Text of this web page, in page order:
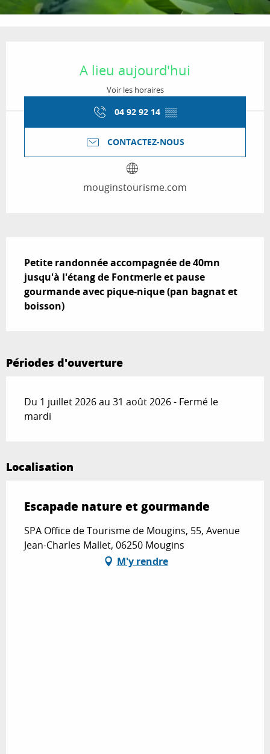
A lieu aujourd'hui
Voir les horaires
04 92 92 14 ▒▒
CONTACTEZ-NOUS
mouginstourisme.com
Petite randonnée accompagnée de 40mn
jusqu'à l'étang de Fontmerle et pause
gourmande avec pique-nique (pan bagnat et
boisson)
Périodes d'ouverture
Du 1 juillet 2026 au 31 août 2026 - Fermé le
mardi
Localisation
Escapade nature et gourmande
SPA Office de Tourisme de Mougins, 55, Avenue
Jean-Charles Mallet, 06250 Mougins
M'y rendre